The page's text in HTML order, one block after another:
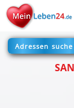
Adressen suche